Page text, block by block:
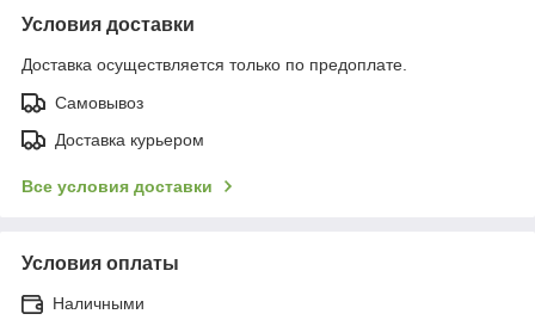
Условия доставки
Доставка осуществляется только по предоплате.
Самовывоз
Доставка курьером
Все условия доставки
Условия оплаты
Наличными